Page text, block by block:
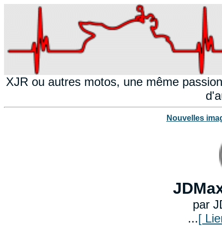
XJR ou autres motos, une même
Nouvelles
par
...[